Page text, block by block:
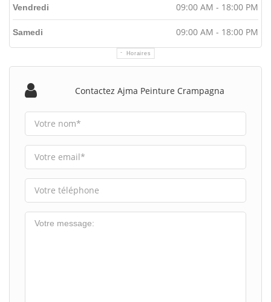
Horaires
Vendredi 09:00 AM - 18:00 PM
Samedi 09:00 AM - 18:00 PM
Contactez Ajma Peinture Crampagna